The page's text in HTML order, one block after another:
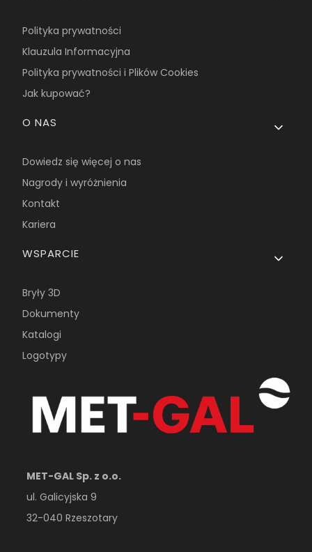
Polityka prywatności
Klauzula Informacyjna
Polityka prywatności i Plików Cookies
Jak kupować?
O NAS
Dowiedz się więcej o nas
Nagrody i wyróżnienia
Kontakt
Kariera
WSPARCIE
Bryły 3D
Dokumenty
Katalogi
Logotypy
MET-GAL Sp. z o.o.
ul. Galicyjska 9
32-040 Rzeszotary